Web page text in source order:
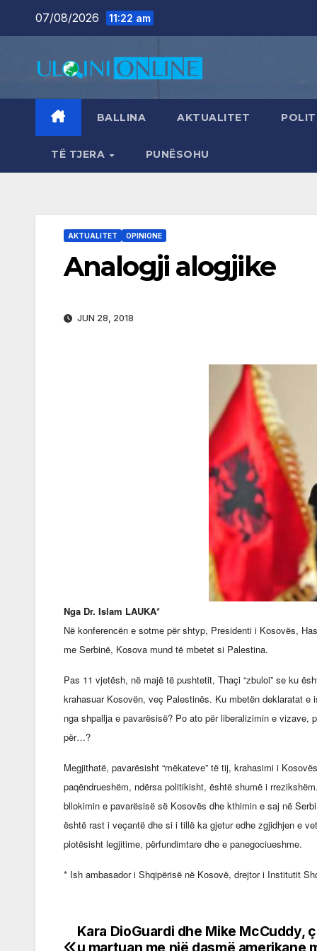
07/08/2026 11:22 am
BALLINA AKTUALITET
TË TJERA PUNËSOHU
AKTUALITET OPINIONE
Analogji alogjike
JUN 28, 2018
Nga Dr. Islam LAUKA*
Në konferencën e sotme për shtyp, Presidenti i Kosovës,
me Serbinë, Kosova mund të mbetet si Palestina.
Pas 11 vjetësh, në majë të pushtetit, Thaçi “zbuloi” se ku
krahasuar Kosovën, veç Palestinës. Ku mbetën deklaratat
nga shpallja e pavarësisë? Po ato për liberalizimin e
për…?
Megjithatë, pavarësisht “mëkateve” të tij, krahasimi i
paqëndrueshëm, ndërsa politikisht, është shumë i
bllokimin e pavarësisë së Kosovës dhe kthimin e saj në
është rast i veçantë dhe si i tillë ka gjetur edhe zgjidhjen e
plotësisht legjitime, përfundimtare dhe e panegociueshme.
* Ish ambasador i Shqipërisë në Kosovë, drejtor i Institutit
Post
Kara DioGuardi dhe Mike McCuddy,
u martuan me një dasmë amerikane